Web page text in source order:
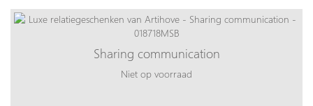
Sharing communication
Niet op voorraad